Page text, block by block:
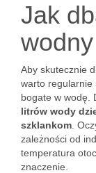
Jak
Aby skutecznie
warto regularnie
bogate w wodę.
litrów wody
szklankom .
zależności od
temperatura
znaczenie.